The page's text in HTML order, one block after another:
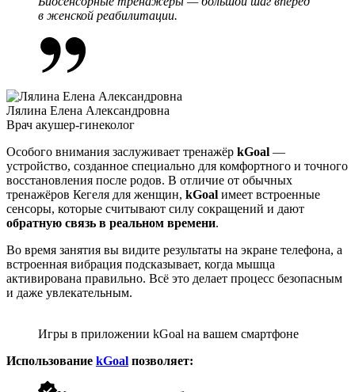
в женской реабилитации.
Лялина Елена Александровна
Врач акушер-гинеколог
Особого внимания заслуживает тренажёр kGoal —
устройство, созданное специально для комфортного и точного
восстановления после родов. В отличие от обычных
тренажёров Кегеля для женщин, kGoal имеет встроенные
сенсоры, которые считывают силу сокращений и дают
обратную связь в реальном времени.
Во время занятия вы видите результаты на экране телефона, а
встроенная вибрация подсказывает, когда мышца
активирована правильно. Всё это делает процесс безопасным
и даже увлекательным.
Игры в приложении kGoal на вашем смартфоне
Использование kGoal позволяет: